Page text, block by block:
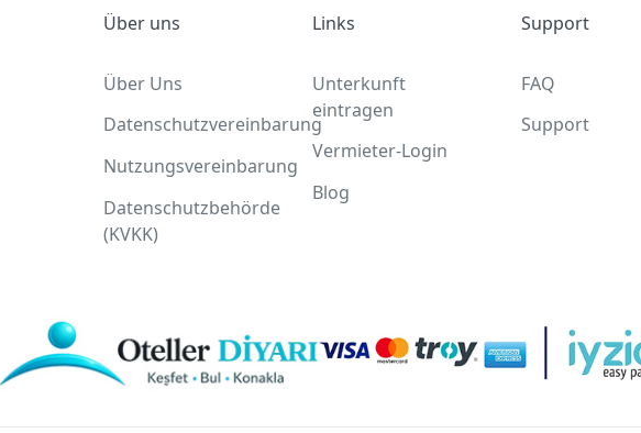
Über uns
Über Uns
Datenschutzvereinbarung
Nutzungsvereinbarung
Datenschutzbehörde
(KVKK)
Links
Unterkunft
eintragen
Vermieter-Login
Blog
Support
FAQ
Support